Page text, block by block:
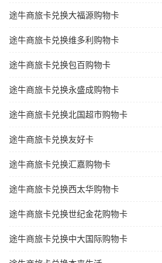
途牛商旅卡兑换大福源购物卡
途牛商旅卡兑换维多利购物卡
途牛商旅卡兑换包百购物卡
途牛商旅卡兑换永盛成购物卡
途牛商旅卡兑换北国超市购物卡
途牛商旅卡兑换友好卡
途牛商旅卡兑换汇嘉购物卡
途牛商旅卡兑换西太华购物卡
途牛商旅卡兑换世纪金花购物卡
途牛商旅卡兑换中大国际购物卡